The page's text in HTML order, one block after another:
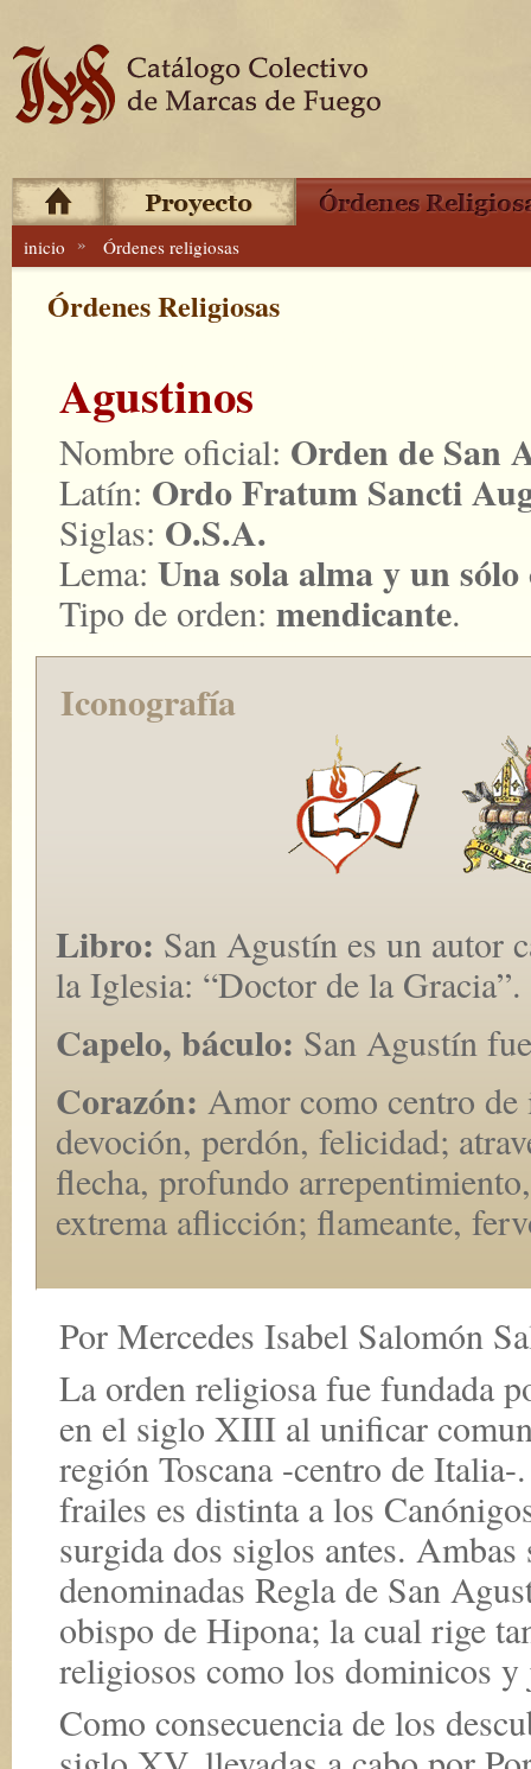
inicio » Órdenes religiosas
Órdenes Religiosas
Agustinos
Nombre oficial: Orden de San
Latín: Ordo Fratum Sancti
Siglas: O.S.A.
Lema: Una sola alma y un
Tipo de orden: mendicante.
Iconografía
Libro: San Agustín es un autor
la Iglesia: “Doctor de la Gracia”.
Capelo, báculo: San Agustín
Corazón: Amor como centro
devoción, perdón, felicidad;
flecha, profundo
extrema aflicción; flameante,
Por Mercedes Isabel Salomón
La orden religiosa fue fundada
en el siglo XIII al unificar
región Toscana -centro de
frailes es distinta a los
surgida dos siglos antes.
denominadas Regla de San
obispo de Hipona; la cual rige
religiosos como los dominicos
Como consecuencia de los